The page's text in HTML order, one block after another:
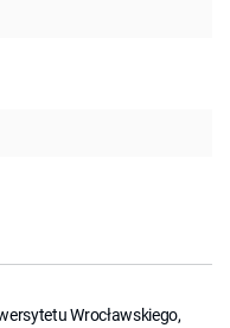
Wrocławskiego,